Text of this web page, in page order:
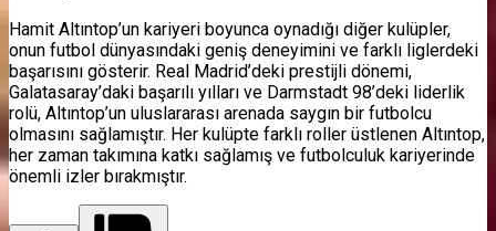
Hamit Altıntop’un kariyeri boyunca oynadığı diğer kulüpler,
onun futbol dünyasındaki geniş deneyimini ve farklı liglerdeki
başarısını gösterir. Real Madrid’deki prestijli dönemi,
Galatasaray’daki başarılı yılları ve Darmstadt 98’deki liderlik
rolü, Altıntop’un uluslararası arenada saygın bir futbolcu
olmasını sağlamıştır. Her kulüpte farklı roller üstlenen Altıntop,
her zaman takımına katkı sağlamış ve futbolculuk kariyerinde
önemli izler bırakmıştır.